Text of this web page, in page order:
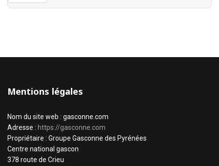
Mentions légales
Nom du site web : gasconne.com
Adresse : https://gasconne.com
Propriétaire : Groupe Gasconne des Pyrénées
Centre national gascon
378 route de Crieu